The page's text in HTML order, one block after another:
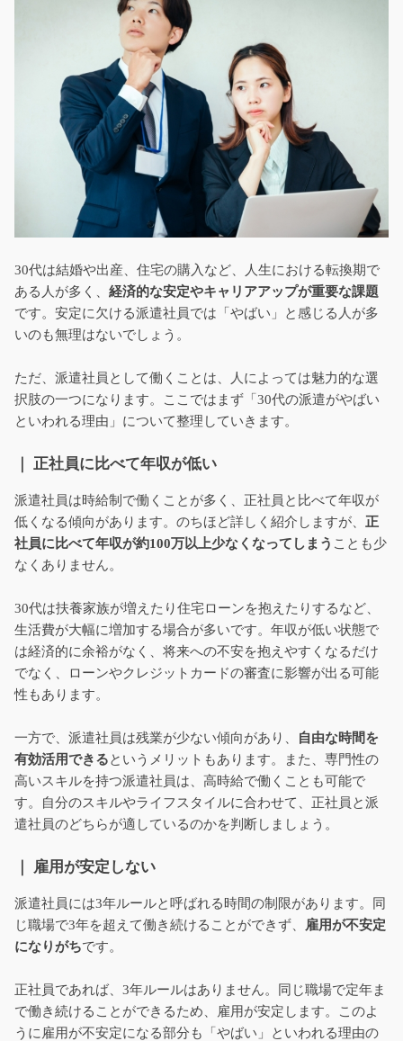
30代は結婚や出産、住宅の購入など、人生における転換期で
ある人が多く、経済的な安定やキャリアアップが重要な課題
です。安定に欠ける派遣社員では「やばい」と感じる人が多
いのも無理はないでしょう。
ただ、派遣社員として働くことは、人によっては魅力的な選
択肢の一つになります。ここではまず「30代の派遣がやばい
といわれる理由」について整理していきます。
｜ 正社員に比べて年収が低い
派遣社員は時給制で働くことが多く、正社員と比べて年収が
低くなる傾向があります。のちほど詳しく紹介しますが、 正
社員に比べて年収が約100万以上少なくなってしまう ことも少
なくありません。
30代は扶養家族が増えたり住宅ローンを抱えたりするなど、
生活費が大幅に増加する場合が多いです。年収が低い状態で
は経済的に余裕がなく、将来への不安を抱えやすくなるだけ
でなく、ローンやクレジットカードの審査に影響が出る可能
性もあります。
一方で、派遣社員は残業が少ない傾向があり、
自由な時間を
有効活用できるというメリットもあります。また、専門性の
高いスキルを持つ派遣社員は、高時給で働くことも可能で
す。自分のスキルやライフスタイルに合わせて、正社員と派
遣社員のどちらが適しているのかを判断しましょう。
｜ 雇用が安定しない
派遣社員には3年ルールと呼ばれる時間の制限があります。同
じ職場で3年を超えて働き続けることができず、
雇用が不安定
になりがちです。
正社員であれば、3年ルールはありません。同じ職場で定年ま
で働き続けることができるため、雇用が安定します。このよ
うに雇用が不安定になる部分も「やばい」といわれる理由の